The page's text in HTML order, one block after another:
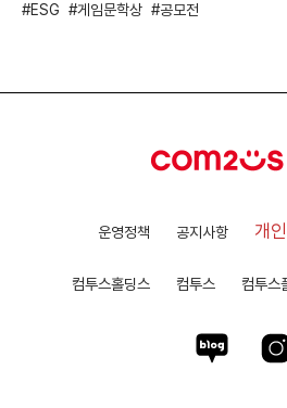
ESG 게임문학상 공모전
운영정책 공지사항 개
컴투스홀딩스 컴투스 컴투스